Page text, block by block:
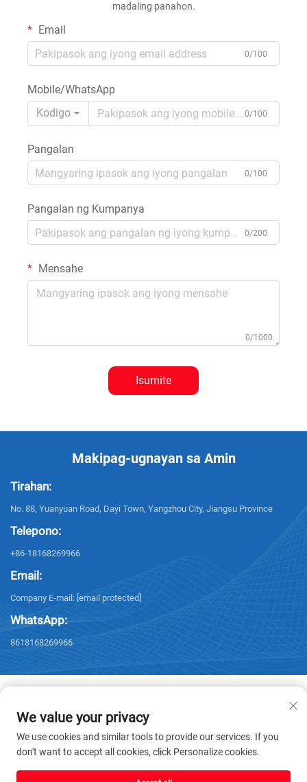
madaling panahon.
Email
0/100
Mobile/WhatsApp
Kodigo
0/100
Pangalan
0/100
Pangalan ng Kumpanya
0/200
Mensahe
0/1000
Isumite
Makipag-ugnayan sa Amin
Tirahan:
No. 88, Yuanyuan Road, Dayi Town, Yangzhou City, Jiangsu Province
Telepono:
+86-18168269966
Email:
Company E-mail: [email protected]
WhatsApp:
8618168269966
Copyright © 2026 Yangzhou Sanxing Technology CO.,LTD. Nakareserba
ang lahat ng karapatan. -Patakaran sa Pagkakapribado
We value your privacy
We use cookies and similar tools to provide our services. If you
don't want to accept all cookies, click Personalize cookies.